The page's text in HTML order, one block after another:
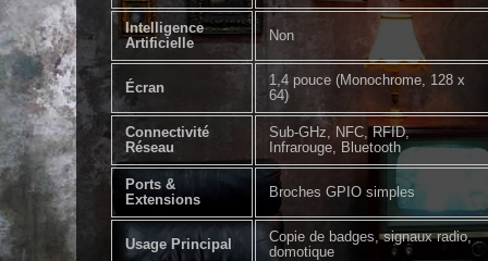
Intelligence
Artificielle
Non
Écran
1,4 pouce (Monochrome, 128 x
64)
Connectivité
Réseau
Sub-GHz, NFC, RFID,
Infrarouge, Bluetooth
Ports &
Extensions
Broches GPIO simples
Usage Principal
Copie de badges, signaux radio,
domotique